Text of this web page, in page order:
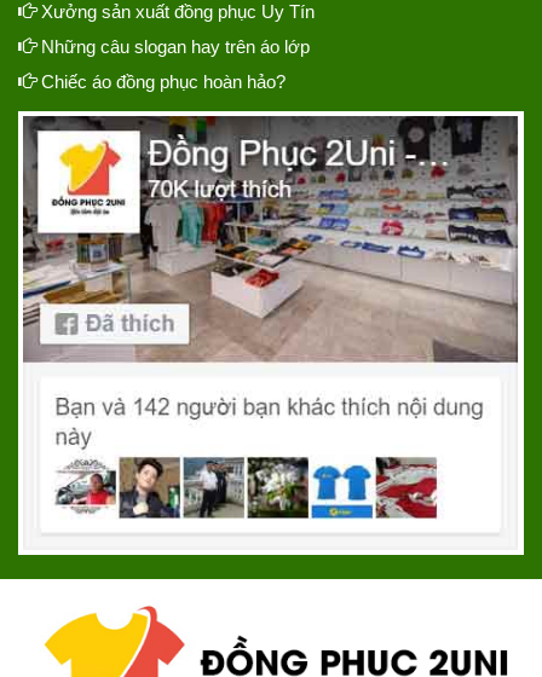
Xưởng sản xuất đồng phục Uy Tín
Những câu slogan hay trên áo lớp
Chiếc áo đồng phục hoàn hảo?